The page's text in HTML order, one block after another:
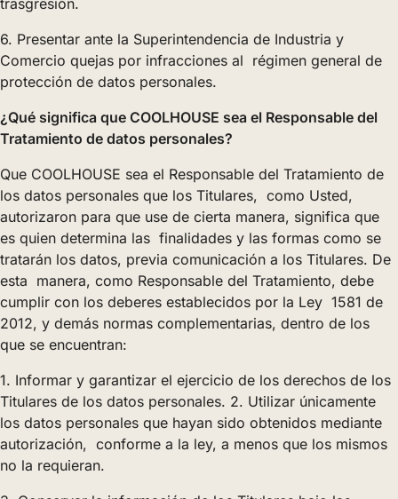
trasgresión.
6. Presentar ante la Superintendencia de Industria y
Comercio quejas por infracciones al régimen general de
protección de datos personales.
¿Qué significa que COOLHOUSE sea el Responsable del
Tratamiento de datos personales?
Que COOLHOUSE sea el Responsable del Tratamiento de
los datos personales que los Titulares, como Usted,
autorizaron para que use de cierta manera, significa que
es quien determina las finalidades y las formas como se
tratarán los datos, previa comunicación a los Titulares. De
esta manera, como Responsable del Tratamiento, debe
cumplir con los deberes establecidos por la Ley 1581 de
2012, y demás normas complementarias, dentro de los
que se encuentran:
1. Informar y garantizar el ejercicio de los derechos de los
Titulares de los datos personales. 2. Utilizar únicamente
los datos personales que hayan sido obtenidos mediante
autorización, conforme a la ley, a menos que los mismos
no la requieran.